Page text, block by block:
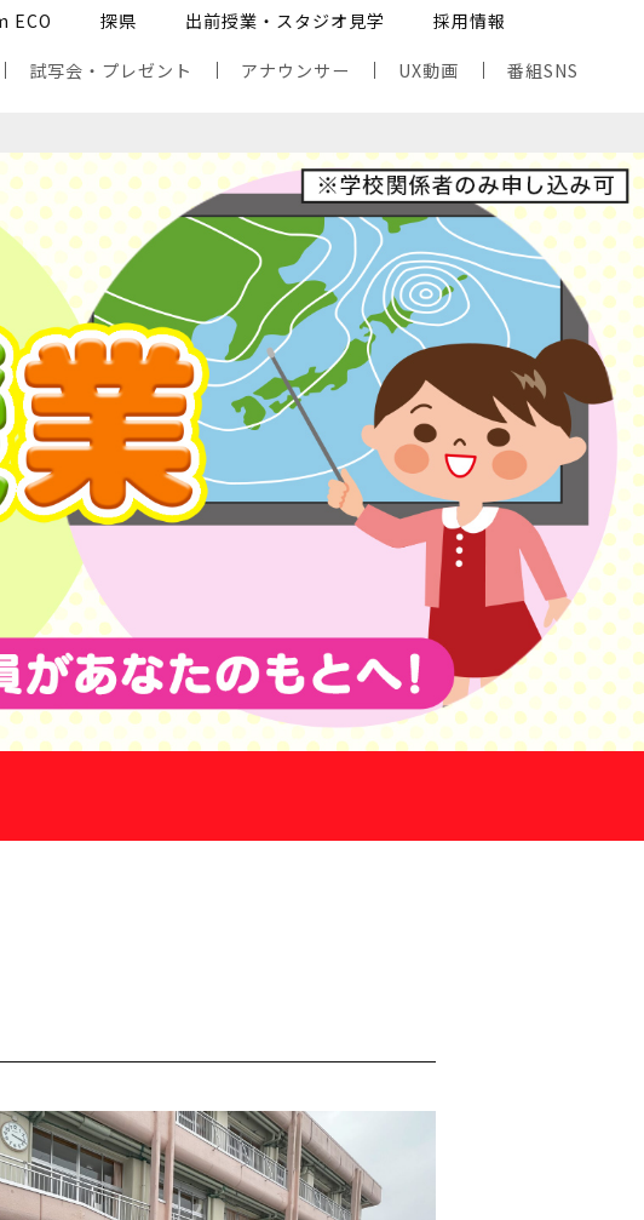
ECO 探県 出前授業・スタジオ見学 採用情報
試写会・プレゼント アナウンサー UX動画 番組SNS